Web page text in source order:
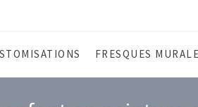
FRESQUES